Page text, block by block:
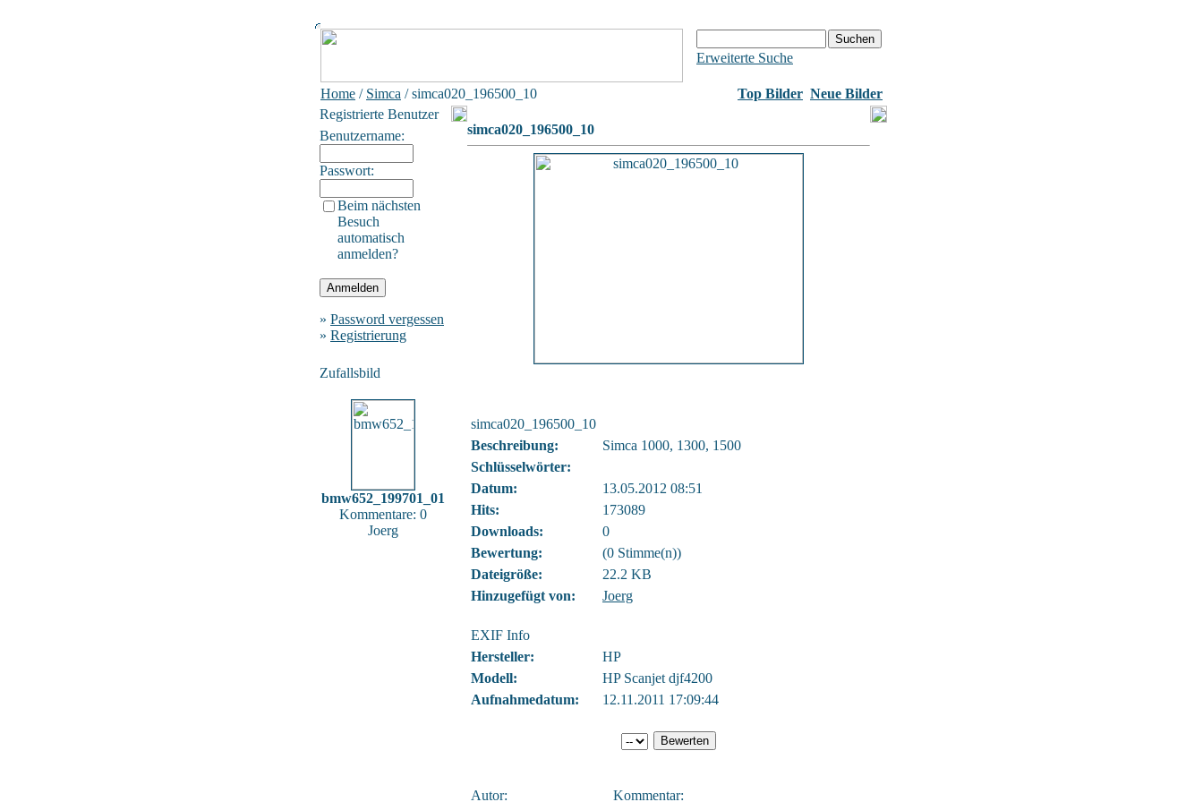
Erweiterte Suche
Home / Simca / simca020_196500_10 Top Bilder Neue Bilder
Registrierte Benutzer
Benutzername:
Passwort:
Beim nächsten
Besuch
automatisch
anmelden?
» Password vergessen
» Registrierung
Zufallsbild
bmw652_199701_01
Kommentare: 0
Joerg
simca020_196500_10
simca020_196500_10
Beschreibung:
Simca 1000, 1300, 1500
Schlüsselwörter:
Datum:
13.05.2012 08:51
Hits:
173089
Downloads:
0
Bewertung:
(0 Stimme(n))
Dateigröße:
22.2 KB
Hinzugefügt von:
Joerg
EXIF Info
Hersteller:
HP
Modell:
HP Scanjet djf4200
Aufnahmedatum:
12.11.2011 17:09:44
Autor: Kommentar: